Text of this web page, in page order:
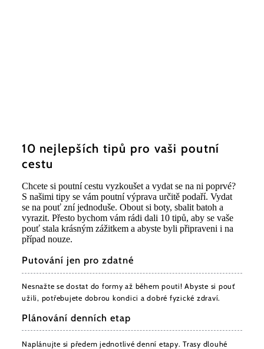
10 nejlepších tipů pro vaši poutní
cestu
Chcete si poutní cestu vyzkoušet a vydat se na ni poprvé?
S našimi tipy se vám poutní výprava určitě podaří. Vydat
se na pouť zní jednoduše. Obout si boty, sbalit batoh a
vyrazit. Přesto bychom vám rádi dali 10 tipů, aby se vaše
pouť stala krásným zážitkem a abyste byli připraveni i na
případ nouze.
Putování jen pro zdatné
Nesnažte se dostat do formy až během pouti! Abyste si pouť
užili, potřebujete dobrou kondici a dobré fyzické zdraví.
Plánování denních etap
Naplánujte si předem jednotlivé denní etapy. Trasy dlouhé